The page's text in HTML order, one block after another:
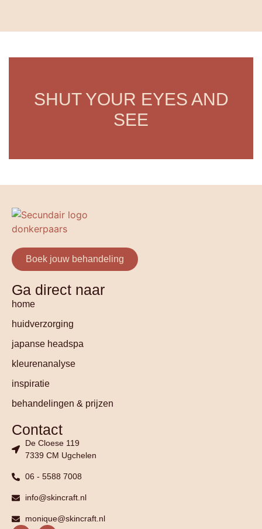
SHUT YOUR EYES AND
SEE
Boek jouw behandeling
Ga direct naar
home
huidverzorging
japanse headspa
kleurenanalyse
inspiratie
behandelingen & prijzen
Contact
De Cloese 119
7339 CM Ugchelen
06 - 5588 7008
info@skincraft.nl
monique@skincraft.nl